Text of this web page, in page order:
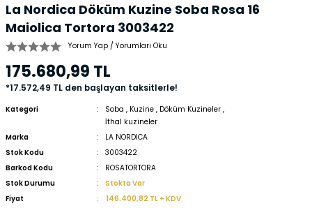
La Nordica Döküm Kuzine Soba Rosa 16
Maiolica Tortora 3003422
Yorum Yap / Yorumları Oku
175.680,99 TL
*17.572,49 TL den başlayan taksitlerle!
Kategori Soba , Kuzine , Döküm Kuzineler ,
İthal kuzineler
Marka
LA NORDICA
Stok Kodu
3003422
Barkod Kodu
ROSATORTORA
Stok Durumu
Stokta Var
Fiyat
146.400,82 TL + KDV